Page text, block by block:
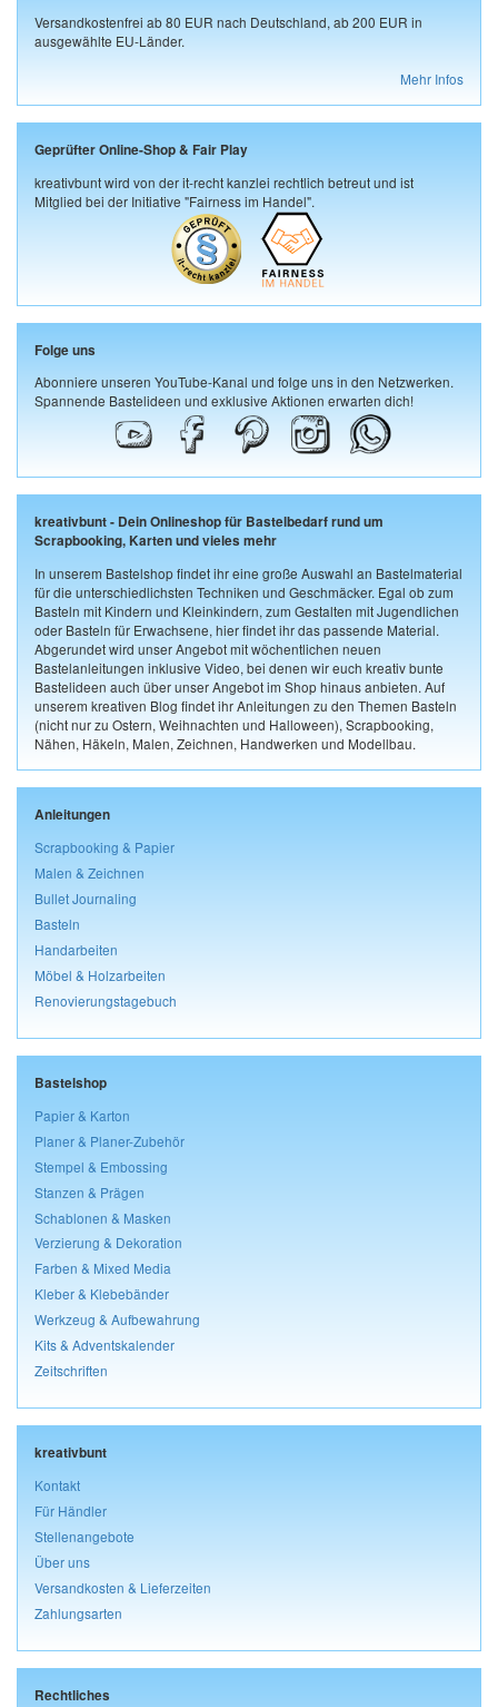
Versandkostenfrei ab 80 EUR nach Deutschland, ab 200 EUR in
ausgewählte EU-Länder.
Mehr Infos
Geprüfter Online-Shop & Fair Play
kreativbunt wird von der it-recht kanzlei rechtlich betreut und ist
Mitglied bei der Initiative "Fairness im Handel".
Folge uns
Abonniere unseren YouTube-Kanal und folge uns in den Netzwerken.
Spannende Bastelideen und exklusive Aktionen erwarten dich!
kreativbunt - Dein Onlineshop für Bastelbedarf rund um
Scrapbooking, Karten und vieles mehr
In unserem Bastelshop findet ihr eine große Auswahl an Bastelmaterial
für die unterschiedlichsten Techniken und Geschmäcker. Egal ob zum
Basteln mit Kindern und Kleinkindern, zum Gestalten mit Jugendlichen
oder Basteln für Erwachsene, hier findet ihr das passende Material.
Abgerundet wird unser Angebot mit wöchentlichen neuen
Bastelanleitungen inklusive Video, bei denen wir euch kreativ bunte
Bastelideen auch über unser Angebot im Shop hinaus anbieten. Auf
unserem kreativen Blog findet ihr Anleitungen zu den Themen Basteln
(nicht nur zu Ostern, Weihnachten und Halloween), Scrapbooking,
Nähen, Häkeln, Malen, Zeichnen, Handwerken und Modellbau.
Anleitungen
Scrapbooking & Papier
Malen & Zeichnen
Bullet Journaling
Basteln
Handarbeiten
Möbel & Holzarbeiten
Renovierungstagebuch
Bastelshop
Papier & Karton
Planer & Planer-Zubehör
Stempel & Embossing
Stanzen & Prägen
Schablonen & Masken
Verzierung & Dekoration
Farben & Mixed Media
Kleber & Klebebänder
Werkzeug & Aufbewahrung
Kits & Adventskalender
Zeitschriften
kreativbunt
Kontakt
Für Händler
Stellenangebote
Über uns
Versandkosten & Lieferzeiten
Zahlungsarten
Rechtliches